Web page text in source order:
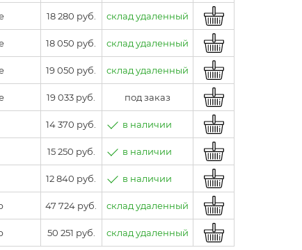
18 280 руб. склад удаленный
18 050 руб. склад удаленный
19 050 руб. склад удаленный
19 033 руб. под заказ
14 370 руб. в наличии
15 250 руб. в наличии
12 840 руб. в наличии
47 724 руб. склад удаленный
50 251 руб. склад удаленный